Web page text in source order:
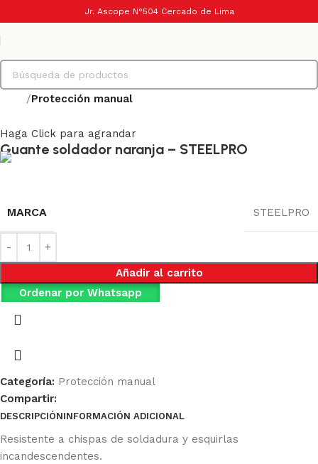
Jr. Ascope N°504 Cercado de Lima
Protección manual
Haga Click para agrandar
Guante soldador naranja – STEELPRO
MARCA STEELPRO
Añadir al carrito
Ordenar por Whatsapp
Categoría: Protección manual
Compartir:
DESCRIPCIÓNINFORMACIÓN ADICIONAL
Resistente a chispas de soldadura y esquirlas
incandescendentes.